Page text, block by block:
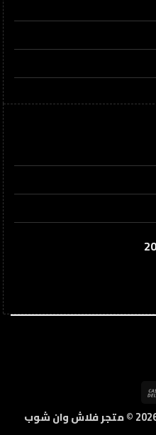
Deliveryمتجر فلاش وان شوب